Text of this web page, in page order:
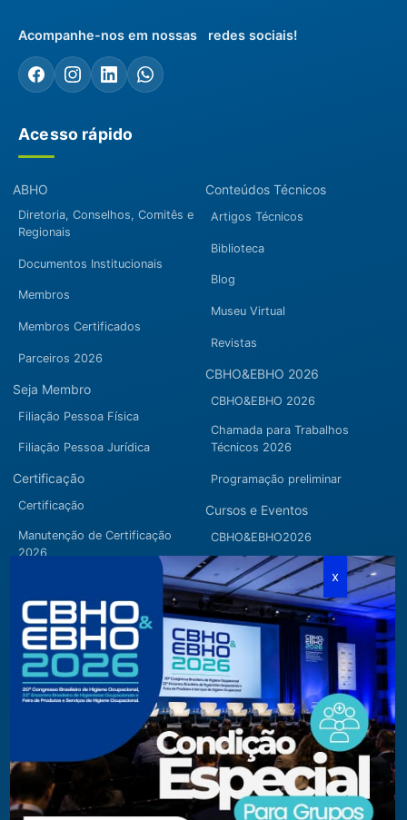
Acompanhe-nos em nossas redes sociais!
Acesso rápido
ABHO
Diretoria, Conselhos, Comitês e
Regionais
Documentos Institucionais
Membros
Membros Certificados
Parceiros 2026
Seja Membro
Filiação Pessoa Física
Filiação Pessoa Jurídica
Certificação
Certificação
Manutenção de Certificação
2026
Conteúdos Técnicos
Artigos Técnicos
Biblioteca
Blog
Museu Virtual
Revistas
CBHO&EBHO 2026
CBHO&EBHO 2026
Chamada para Trabalhos
Técnicos 2026
Programação preliminar
Cursos e Eventos
CBHO&EBHO2026
Cursos Modulares
Eventos Apoiados
Eventos Regionais
Loja
Fone/Fax: